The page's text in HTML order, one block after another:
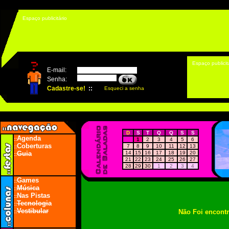
Espaço publicitário
Espaço
::Agenda
::Coberturas
::Guia
::Games
::Música
::Nas Pistas
::Tecnologia
::Vestibular Não Foi
D S T Q Q S
S
1
2 3 4 5
6
7
8 9 10 11 12
13
14
15 16 17 18 19
20
21
22 23 24 25 26
27
28
29 30 1 2 3 4